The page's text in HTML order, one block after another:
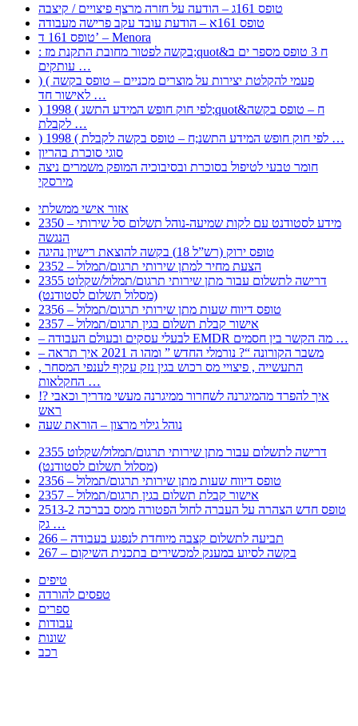
טופס 161ג – הודעה על חזרה מרצף פיצויים / קיצבה
טופס 161א – הודעת עובד עקב פרישה מעבודה
טופס 161 ד’ – Menora
: בקשה לפטור מחובת התקנת מז;quot&ח 3 טופס מספר ים ב
עותקים …
) ( פעמי להקלטת יצירות על מוצרים מכניים – טופס בקשה
לאישור חד …
) 1998 ( לפי חוק חופש המידע התשנ;quot&ח – טופס בקשה
לקבלת …
) 1998 ( לפי חוק חופש המידע התשנ;ח – טופס בקשה לקבלת …
סוגי סוכרת בהריון
חומר טבעי לטיפול בסוכרת ובסיבוכיה המופק משמרים ניצה
מירסקי
אזור אישי ממשלתי
2350 – מידע לסטודנט עם לקות שמיעה-נוהל תשלום סל שירותי
הנגשה
טופס ירוק (רש”ל 18) בקשה להוצאת רישיון נהיגה
2352 – הצעת מחיר למתן שירותי תרגום/תמלול
2355 דרישה לתשלום עבור מתן שירותי תרגום/תמלול/שקלוט
(מסלול תשלום לסטודנט)
2356 – טופס דיווח שעות מתן שירותי תרגום/תמלול
2357 – אישור קבלת תשלום בגין תרגום/תמלול
– לבעלי עסקים ובעולם העבודה EMDR מה הקשר בין חסמים …
– משבר הקורונה “? נורמלי החדש ” ומהו ה 2021 איך תראה
, התעשייה , פיצויי מס רכוש בגין נזק עקיף לענפי המסחר
החקלאות …
!? איך להפרד מהמיגרנה לשחרור ממיגרנה מעשי מדריך וכאבי
ראש
נוהל גילוי מרצון – הוראת שעה
2355 דרישה לתשלום עבור מתן שירותי תרגום/תמלול/שקלוט
(מסלול תשלום לסטודנט)
2356 – טופס דיווח שעות מתן שירותי תרגום/תמלול
2357 – אישור קבלת תשלום בגין תרגום/תמלול
2513-2 טופס חדש הצהרה על העברה לחול הפטורה ממס בברכה
גק …
266 – תביעה לתשלום קצבה מיוחדת לנפגע בעבודה
267 – בקשה לסיוע במענק למכשירים בתכנית השיקום
טיפים
טפסים להורדה
ספרים
עבודות
שונות
רכב